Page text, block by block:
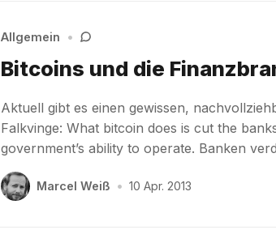
Allgemein •
Bitcoins und die
Aktuell gibt es einen gewissen,
Falkvinge: What bitcoin does is cut the
government’s ability to operate. Banken
Marcel Weiß • 10 Apr. 2013